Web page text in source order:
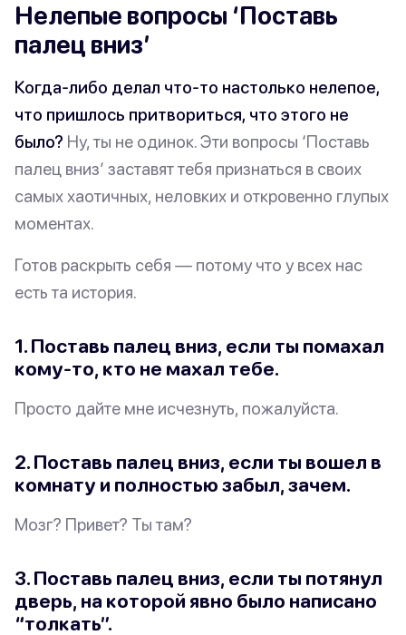
Нелепые вопросы ‘Поставь
палец вниз’
Когда-либо делал что-то настолько нелепое,
что пришлось притвориться, что этого не
было? Ну, ты не одинок. Эти вопросы ‘Поставь
палец вниз’ заставят тебя признаться в своих
самых хаотичных, неловких и откровенно глупых
моментах.
Готов раскрыть себя — потому что у всех нас
есть та история.
1. Поставь палец вниз, если ты помахал
кому-то, кто не махал тебе.
Просто дайте мне исчезнуть, пожалуйста.
2. Поставь палец вниз, если ты вошел в
комнату и полностью забыл, зачем.
Мозг? Привет? Ты там?
3. Поставь палец вниз, если ты потянул
дверь, на которой явно было написано
“толкать”.